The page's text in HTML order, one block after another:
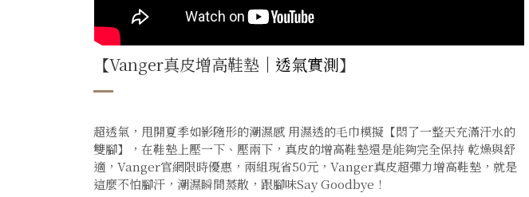
【Vanger真皮增高鞋墊 ｜透氣實測】
超透氣，甩開夏季如影隨形的潮濕感 用濕透的毛巾模擬【悶了一整天充滿汗水的
雙腳】，在鞋墊上壓一下、壓兩下，真皮的增高鞋墊還是能夠完全保持 乾燥與舒
適，Vanger官網限時優惠，兩組現省50元，Vanger真皮超彈力增高鞋墊，就是
這麼不怕腳汗，潮濕瞬間蒸散，跟腳味Say Goodbye！